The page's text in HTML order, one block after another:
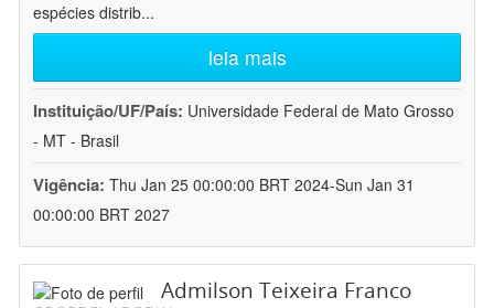
espécies distrib...
leia mais
Instituição/UF/País: Universidade Federal de Mato Grosso
- MT - Brasil
Vigência: Thu Jan 25 00:00:00 BRT 2024-Sun Jan 31
00:00:00 BRT 2027
Admilson Teixeira Franco